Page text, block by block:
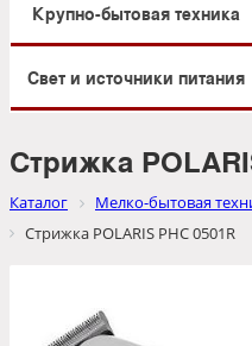
Крупно-бытовая техника
Свет и источники питания
Стрижка
Каталог Мелко-бытовая
Стрижка POLARIS PHC 0501R